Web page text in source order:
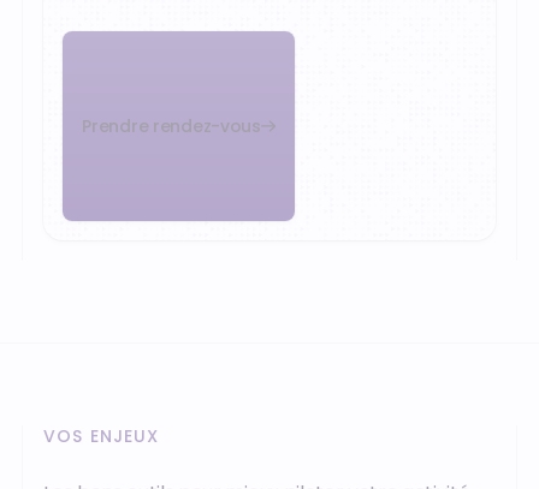
Prendre rendez-vous
VOS ENJEUX